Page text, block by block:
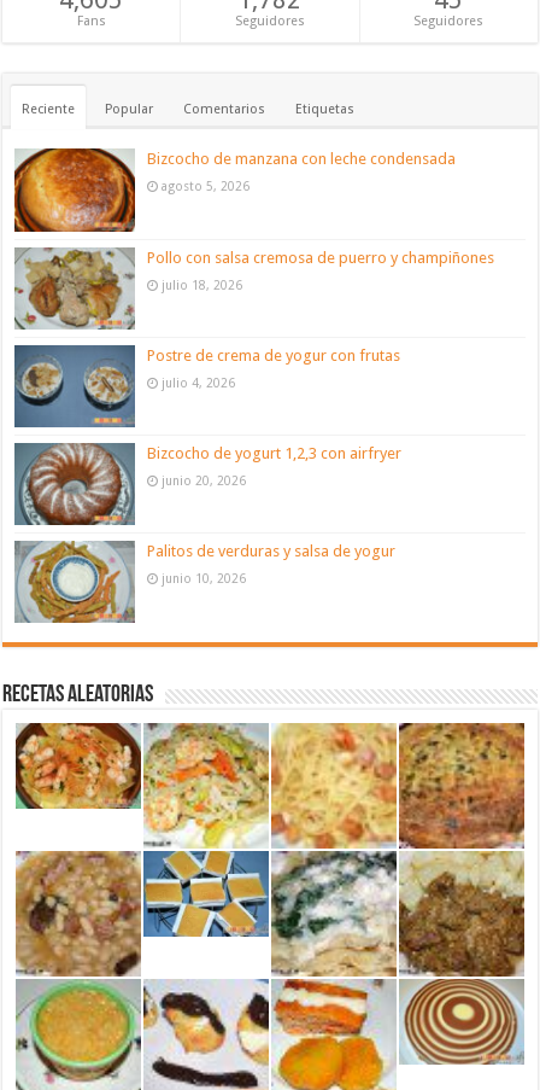
Fans Seguidores Seguidores
Reciente Popular Comentarios Etiquetas
Bizcocho de manzana con leche condensada
agosto 5, 2026
Pollo con salsa cremosa de puerro y champiñones
julio 18, 2026
Postre de crema de yogur con frutas
julio 4, 2026
Bizcocho de yogurt 1,2,3 con airfryer
junio 20, 2026
Palitos de verduras y salsa de yogur
junio 10, 2026
Recetas aleatorias